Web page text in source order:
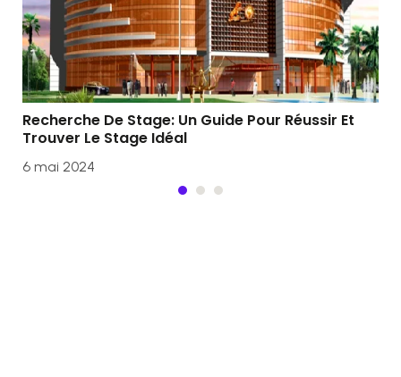
Recherche De Stage: Un Guide Pour Réussir Et
Trouver Le Stage Idéal
6 mai 2024